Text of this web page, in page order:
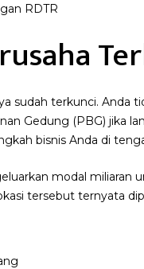
RDTR
sudah terkunci. Anda
Gedung (PBG) jika
bisnis Anda di
modal
tersebut ternyata